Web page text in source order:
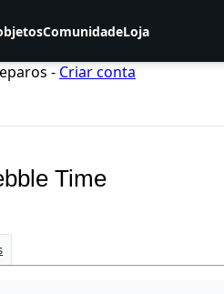
ComunidadeLoja
- Criar conta
Time